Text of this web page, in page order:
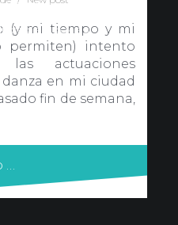
(y mi tiempo y mi
permiten) intento
actuaciones
en mi ciudad
fin de semana,
…
de Cookies